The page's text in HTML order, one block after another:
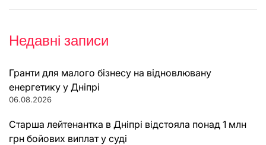
Недавні записи
Гранти для малого бізнесу на відновлювану
енергетику у Дніпрі
06.08.2026
Старша лейтенантка в Дніпрі відстояла понад 1 млн
грн бойових виплат у суді